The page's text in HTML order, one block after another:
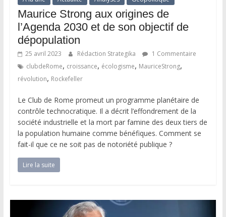
Maurice Strong aux origines de
l’Agenda 2030 et de son objectif de
dépopulation
25 avril 2023 Rédaction Strategika
1 Commentaire
clubdeRome, croissance, écologisme, MauriceStrong,
révolution, Rockefeller
Le Club de Rome promeut un programme planétaire de
contrôle technocratique. Il a décrit l’effondrement de la
société industrielle et la mort par famine des deux tiers de
la population humaine comme bénéfiques. Comment se
fait-il que ce ne soit pas de notoriété publique ?
Lire la suite